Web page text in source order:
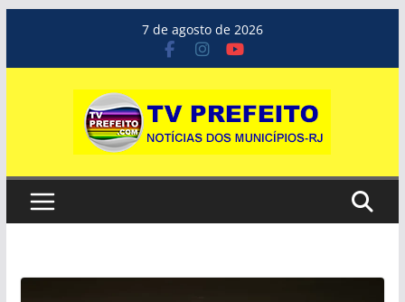
o
7 de agosto de 2026